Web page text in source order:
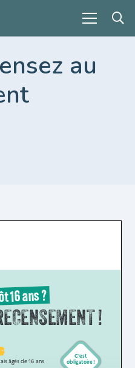
au